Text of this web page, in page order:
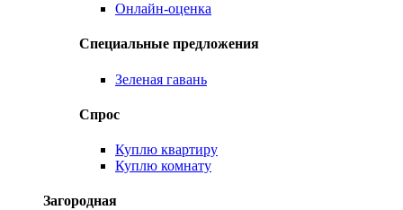
Онлайн-оценка
Специальные предложения
Зеленая гавань
Спрос
Куплю квартиру
Куплю комнату
Загородная